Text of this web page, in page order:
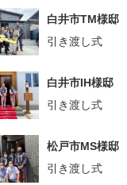
白井市TM様邸
引き渡し式
白井市IH様邸
引き渡し式
松戸市MS様邸
引き渡し式